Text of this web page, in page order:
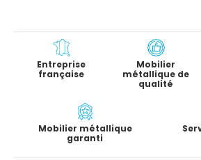
Entreprise
française
Mobilier
métallique de
qualité
Mobilier métallique
garanti